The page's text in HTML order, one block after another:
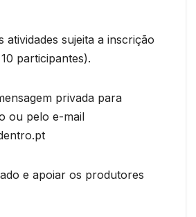
atividades sujeita a inscrição
participantes).
privada para
ou pelo e-mail
e apoiar os produtores